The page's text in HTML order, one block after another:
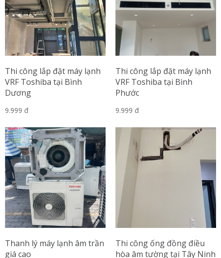
Thi công lắp đặt máy lạnh
VRF Toshiba tại Bình
Dương
9.999 đ
Thi công lắp đặt máy lạnh
VRF Toshiba tại Bình
Phước
9.999 đ
Thanh lý máy lạnh âm trần
giá cao
Thi công ống đồng điều
hòa âm tường tại Tây Ninh